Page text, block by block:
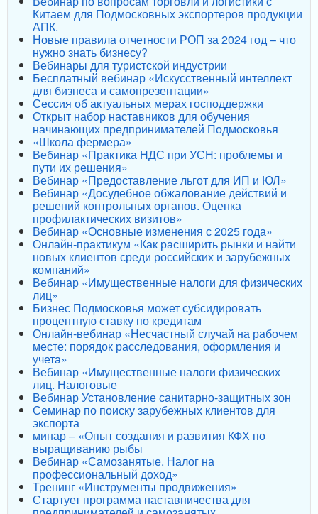
Китаем для Подмосковных экспортеров продукции
АПК.
Новые правила отчетности РОП за 2024 год – что
нужно знать бизнесу?
Вебинары для туристской индустрии
Бесплатный вебинар «Искусственный интеллект
для бизнеса и самопрезентации»
Сессия об актуальных мерах господдержки
Открыт набор наставников для обучения
начинающих предпринимателей Подмосковья
«Школа фермера»
Вебинар «Практика НДС при УСН: проблемы и
пути их решения»
Вебинар «Предоставление льгот для ИП и ЮЛ»
Вебинар «Досудебное обжалование действий и
решений контрольных органов. Оценка
профилактических визитов»
Вебинар «Основные изменения с 2025 года»
Онлайн-практикум «Как расширить рынки и найти
новых клиентов среди российских и зарубежных
компаний»
Вебинар «Имущественные налоги для физических
лиц»
Бизнес Подмосковья может субсидировать
процентную ставку по кредитам
Онлайн-вебинар «Несчастный случай на рабочем
месте: порядок расследования, оформления и
учета»
Вебинар «Имущественные налоги физических
лиц. Налоговые
Вебинар Установление санитарно-защитных зон
Семинар по поиску зарубежных клиентов для
экспорта
минар – «Опыт создания и развития КФХ по
выращиванию рыбы
Вебинар «Самозанятые. Налог на
профессиональный доход»
Тренинг «Инструменты продвижения»
Стартует программа наставничества для